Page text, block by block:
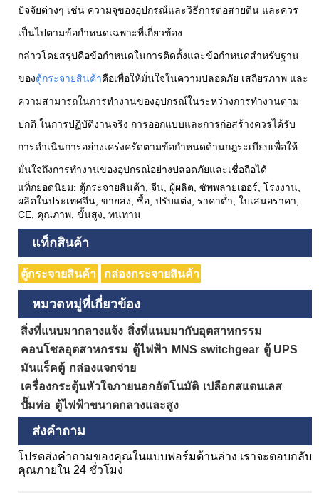
ปัจจัยต่างๆ เช่น ความจุของอุปกรณ์และวิธีการต่อสายดิน และควร
เป็นไปตามข้อกำหนดเฉพาะที่เกี่ยวข้อง
กล่าวโดยสรุปคือข้อกำหนดในการติดตั้งและข้อกำหนดสำหรับฐาน
ของตู้กระจายสินค้าคือเพื่อให้มั่นใจในความปลอดภัย เสถียรภาพ และ
ความสามารถในการทำงานของอุปกรณ์ในระหว่างการทำงานตาม
ปกติ ในการปฏิบัติงานจริง การออกแบบและการก่อสร้างควรได้รับ
การดำเนินการอย่างเคร่งครัดตามข้อกำหนดด้านกฎระเบียบเพื่อให้
มั่นใจถึงการทำงานของอุปกรณ์อย่างปลอดภัยและเชื่อถือได้
แท็กยอดนิยม: ตู้กระจายสินค้า, จีน, ผู้ผลิต, ซัพพลายเออร์, โรงงาน,
ผลิตในประเทศจีน, ขายส่ง, ซื้อ, ปรับแต่ง, ราคาต่ำ, ใบเสนอราคา,
CE, คุณภาพ, ขั้นสูง, ทนทาน
แท็กสินค้า
ตู้กระจายสินค้า กล่องกระจายสินค้า
หมวดหมู่ที่เกี่ยวข้อง
สิ่งที่แนบมากลางแจ้ง สิ่งที่แนบมากับอุตสาหกรรม
คอนโซลอุตสาหกรรม ตู้ไฟฟ้า MNS switchgear ตู้ UPS
มันแร็คตู้ กล่องแจกจ่าย
เครื่องกระตุ้นหัวใจภายนอกอัตโนมัติ เปลือกสแตนเลส
ปั๊มท่อ ตู้ไฟฟ้าขนาดกลางและสูง
ส่งคำถาม
โปรดส่งคำถามของคุณในแบบฟอร์มด้านล่าง เราจะตอบกลับ
คุณภายใน 24 ชั่วโมง